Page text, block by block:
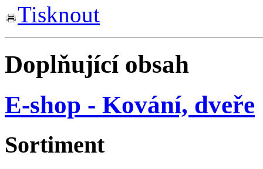
Tisknout
Doplňující obsah
E-shop - Kování, dveře
Sortiment